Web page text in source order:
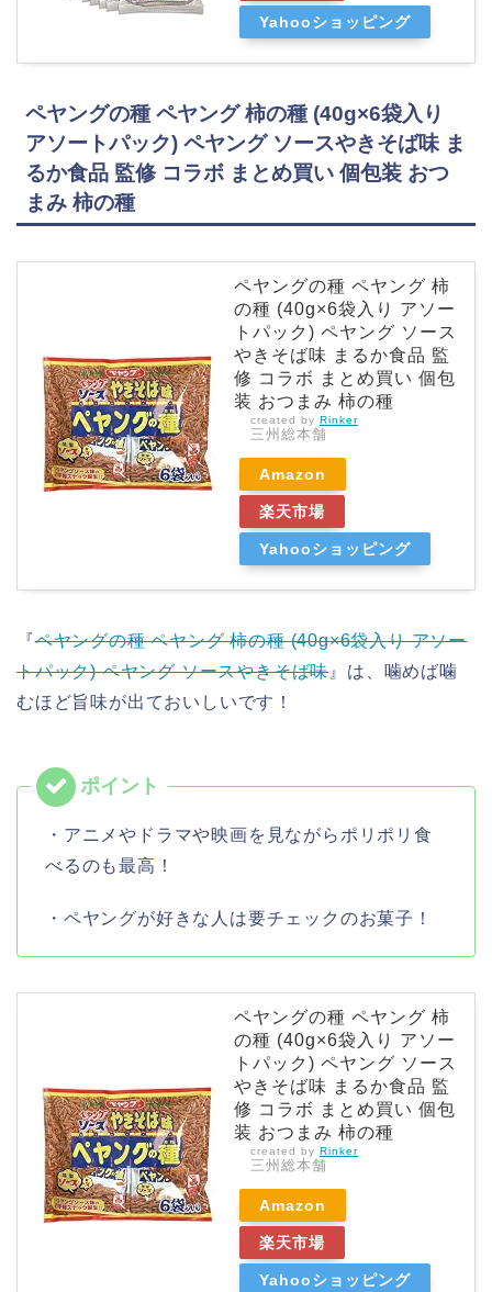
Yahooショッピング
ペヤングの種 ペヤング 柿の種 (40g×6袋入り
アソートパック) ペヤング ソースやきそば味 ま
るか食品 監修 コラボ まとめ買い 個包装 おつ
まみ 柿の種
ペヤングの種 ペヤング 柿
の種 (40g×6袋入り アソー
トパック) ペヤング ソース
やきそば味 まるか食品 監
修 コラボ まとめ買い 個包
装 おつまみ 柿の種
created by Rinker
三州総本舗
Amazon
楽天市場
Yahooショッピング
『ペヤングの種 ペヤング 柿の種 (40g×6袋入り アソー
トパック) ペヤング ソースやきそば味』は、噛めば噛
むほど旨味が出ておいしいです！
・アニメやドラマや映画を見ながらポリポリ食
べるのも最高！
・ペヤングが好きな人は要チェックのお菓子！
ペヤングの種 ペヤング 柿
の種 (40g×6袋入り アソー
トパック) ペヤング ソース
やきそば味 まるか食品 監
修 コラボ まとめ買い 個包
装 おつまみ 柿の種
created by Rinker
三州総本舗
Amazon
楽天市場
Yahooショッピング